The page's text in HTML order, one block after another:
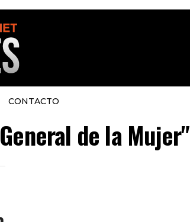
CONTACTO
de la Mujer"